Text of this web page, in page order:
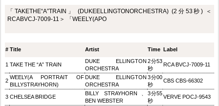
「TAKETHE“A”TRAIN」 (DUKEELLINGTONORCHESTRA) (2分53秒) ＜
RCABVCJ-7009-11＞ 「WEELY(APO
# Title Artist Time Label
1 TAKE THE “A” TRAIN
DUKE ELLINGTON
ORCHESTRA
2分53
秒
RCA BVCJ-7009-11
2
WEELY(A PORTRAIT OF
BILLYSTRAYHORN)
DUKE ELLINGTON
ORCHESTRA
3分00
秒
CBS CBS-66302
3 CHELSEA BRIDGE
BILLY STRAYHORN、
BEN WEBSTER
3分55
秒
VERVE POCJ-9543